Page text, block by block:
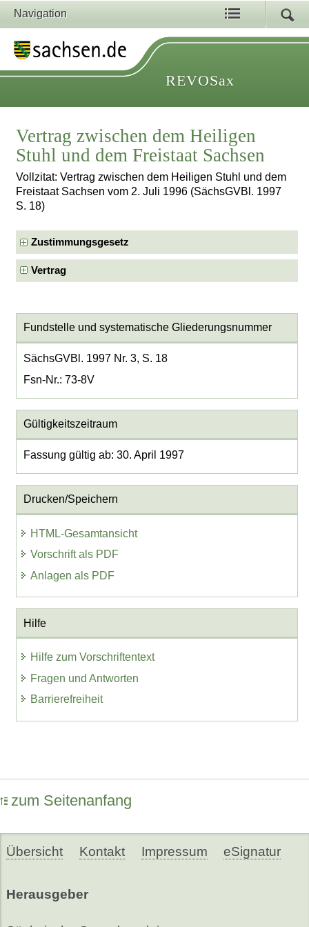
Navigation
REVOSax
Vertrag zwischen dem Heiligen
Stuhl und dem Freistaat Sachsen
Vollzitat: Vertrag zwischen dem Heiligen Stuhl und dem
Freistaat Sachsen vom 2. Juli 1996 (SächsGVBl. 1997
S. 18)
Zustimmungsgesetz
Vertrag
Fundstelle und systematische Gliederungsnummer
SächsGVBl. 1997 Nr. 3, S. 18
Fsn-Nr.: 73-8V
Gültigkeitszeitraum
Fassung gültig ab: 30. April 1997
Drucken/Speichern
HTML-Gesamtansicht
Vorschrift als PDF
Anlagen als PDF
Hilfe
Hilfe zum Vorschriftentext
Fragen und Antworten
Barrierefreiheit
zum Seitenanfang
Übersicht Kontakt Impressum eSignatur
Herausgeber